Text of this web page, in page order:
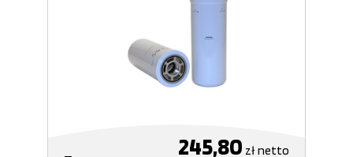
245,80 złnetto